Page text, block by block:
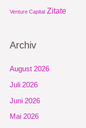
Venture Capital Zitate
Archiv
August 2026
Juli 2026
Juni 2026
Mai 2026